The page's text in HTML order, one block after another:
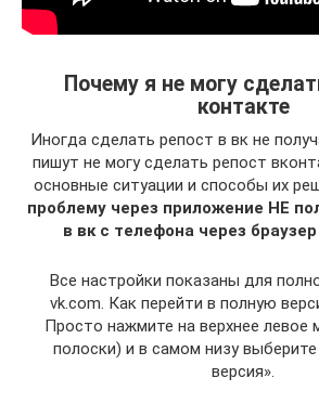
Почему я не могу
контакте
Иногда сделать репост в вк не
пишут не могу сделать репост
основные ситуации и способы их
проблему через приложение НЕ
в вк с телефона через
Все настройки показаны для
vk.com. Как перейти в полную
Просто нажмите на верхнее левое
полоски) и в самом низу
версия».